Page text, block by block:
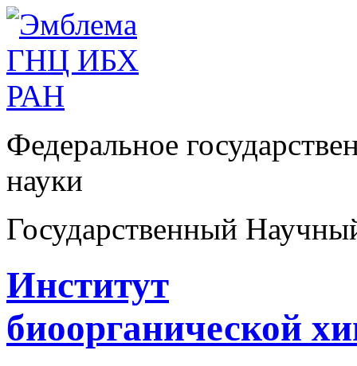
Федеральное
науки
Государственный
Институт
биоорганической